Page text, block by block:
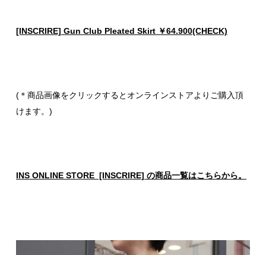
[INSCRIRE] Gun Club Pleated Skirt ￥64.900(CHECK)
(＊商品画像をクリックするとオンラインストアよりご購入頂
けます。)
INS ONLINE STORE [INSCRIRE] の商品一覧はこちらから。